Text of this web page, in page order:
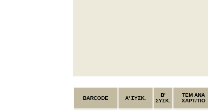
BARCODE Α' ΣΥΣΚ.
B'
ΣΥΣΚ.
ΤΕΜ ANA
ΧΑΡΤ/ΤΙΟ